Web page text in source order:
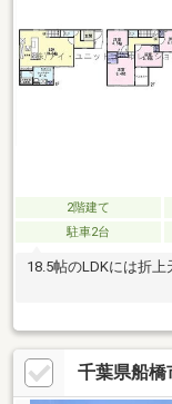
2階建て
駐車2台
18.5帖のLDKには折
千葉県船橋